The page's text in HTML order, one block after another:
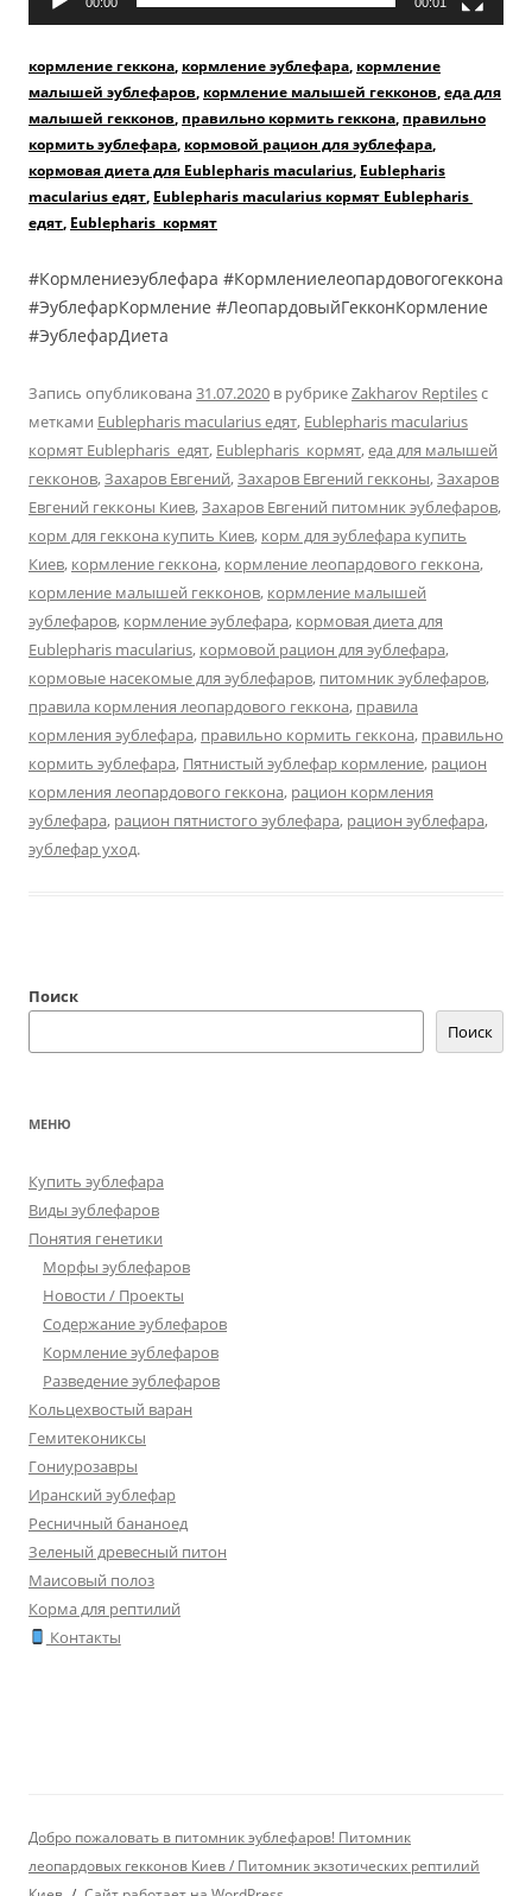
кормление геккона, кормление эублефара, кормление
малышей эублефаров, кормление малышей гекконов,еда для
малышей гекконов, правильно кормить геккона, правильно
кормить эублефара, кормовой рацион для эублефара,
кормовая диета для Eublepharis macularius, Eublepharis
macularius едят, Eublepharis macularius кормят Eublepharis
едят, Eublepharis кормят
#Кормлениеэублефара #Кормлениелеопардовогогеккона
#ЭублефарКормление #ЛеопардовыйГекконКормление
#ЭублефарДиета
Запись опубликована31.07.2020 в рубрикеZakharov Reptilesс
метками Eublepharis macularius едят, Eublepharis macularius
кормят Eublepharis едят, Eublepharis кормят,еда для малышей
гекконов,Захаров Евгений,Захаров Евгений гекконы,Захаров
Евгений гекконы Киев,Захаров Евгений питомник эублефаров,
корм для геккона купить Киев, корм для эублефара купить
Киев, кормление геккона, кормление леопардового геккона,
кормление малышей гекконов, кормление малышей
эублефаров, кормление эублефара, кормовая диета для
Eublepharis macularius, кормовой рацион для эублефара,
кормовые насекомые для эублефаров, питомник эублефаров,
правила кормления леопардового геккона, правила
кормления эублефара, правильно кормить геккона, правильно
кормить эублефара, Пятнистый эублефар кормление, рацион
кормления леопардового геккона, рацион кормления
эублефара, рацион пятнистого эублефара, рацион эублефара,
эублефар уход.
Поиск
Поиск
МЕНЮ
Купить эублефара
Виды эублефаров
Понятия генетики
Морфы эублефаров
Новости / Проекты
Содержание эублефаров
Кормление эублефаров
Разведение эублефаров
Кольцехвостый варан
Гемитекониксы
Гониурозавры
Иранский эублефар
Ресничный бананоед
Зеленый древесный питон
Маисовый полоз
Корма для рептилий
Контакты
Добро пожаловать в питомник эублефаров! Питомник
леопардовых гекконов Киев / Питомник экзотических рептилий